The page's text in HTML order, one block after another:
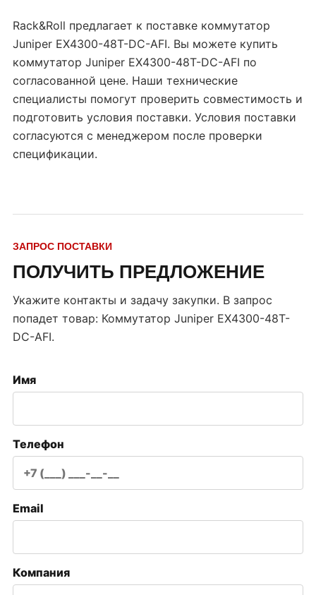
Rack&Roll предлагает к поставке коммутатор
Juniper EX4300-48T-DC-AFI. Вы можете купить
коммутатор Juniper EX4300-48T-DC-AFI по
согласованной цене. Наши технические
специалисты помогут проверить совместимость и
подготовить условия поставки. Условия поставки
согласуются с менеджером после проверки
спецификации.
ЗАПРОС ПОСТАВКИ
ПОЛУЧИТЬ ПРЕДЛОЖЕНИЕ
Укажите контакты и задачу закупки. В запрос
попадет товар: Коммутатор Juniper EX4300-48T-
DC-AFI.
Имя
Телефон
Email
Компания